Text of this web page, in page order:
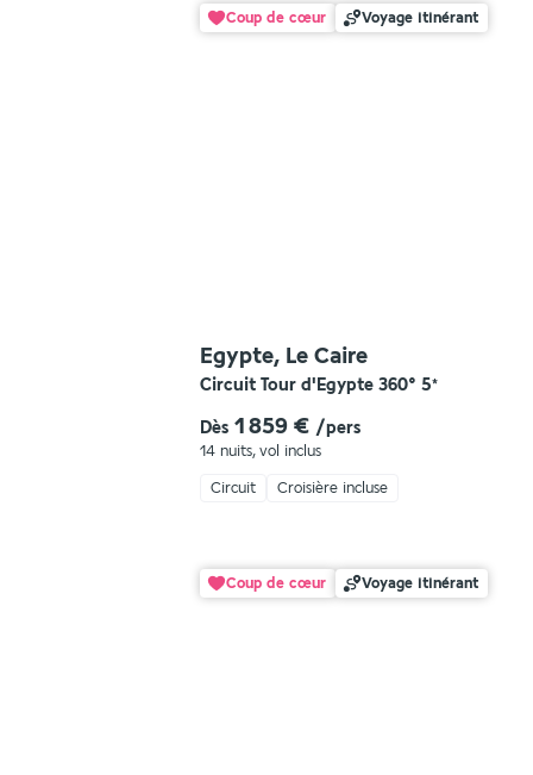
Coup de cœur Voyage itinérant
Egypte, Le Caire
Circuit Tour d'Egypte 360° 5*
Dès 1 859 € /pers
14 nuits, vol inclus
Circuit Croisière incluse
Coup de cœur Voyage itinérant